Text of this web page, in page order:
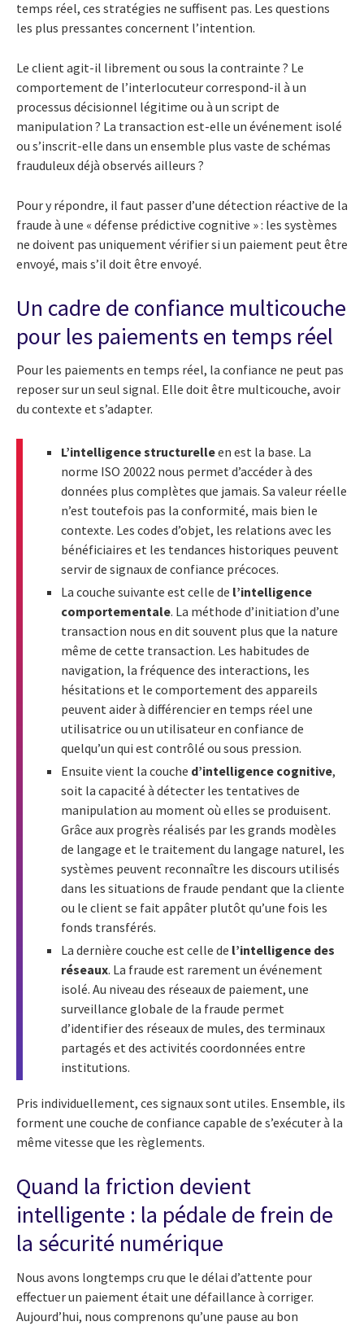
temps réel, ces stratégies ne suffisent pas. Les questions
les plus pressantes concernent l’intention.
Le client agit-il librement ou sous la contrainte ? Le
comportement de l’interlocuteur correspond-il à un
processus décisionnel légitime ou à un script de
manipulation ? La transaction est-elle un événement isolé
ou s’inscrit-elle dans un ensemble plus vaste de schémas
frauduleux déjà observés ailleurs ?
Pour y répondre, il faut passer d’une détection réactive de la
fraude à une « défense prédictive cognitive » : les systèmes
ne doivent pas uniquement vérifier si un paiement peut être
envoyé, mais s’il doit être envoyé.
Un cadre de confiance multicouche
pour les paiements en temps réel
Pour les paiements en temps réel, la confiance ne peut pas
reposer sur un seul signal. Elle doit être multicouche, avoir
du contexte et s’adapter.
L’intelligence structurelleen est la base. La
norme ISO 20022 nous permet d’accéder à des
données plus complètes que jamais. Sa valeur réelle
n’est toutefois pas la conformité, mais bien le
contexte. Les codes d’objet, les relations avec les
bénéficiaires et les tendances historiques peuvent
servir de signaux de confiance précoces.
La couche suivante est celle de l’intelligence
comportementale. La méthode d’initiation d’une
transaction nous en dit souvent plus que la nature
même de cette transaction. Les habitudes de
navigation, la fréquence des interactions, les
hésitations et le comportement des appareils
peuvent aider à différencier en temps réel une
utilisatrice ou un utilisateur en confiance de
quelqu’un qui est contrôlé ou sous pression.
Ensuite vient la couche d’intelligence cognitive,
soit la capacité à détecter les tentatives de
manipulation au moment où elles se produisent.
Grâce aux progrès réalisés par les grands modèles
de langage et le traitement du langage naturel, les
systèmes peuvent reconnaître les discours utilisés
dans les situations de fraude pendant que la cliente
ou le client se fait appâter plutôt qu’une fois les
fonds transférés.
La dernière couche est celle de l’intelligence des
réseaux. La fraude est rarement un événement
isolé. Au niveau des réseaux de paiement, une
surveillance globale de la fraude permet
d’identifier des réseaux de mules, des terminaux
partagés et des activités coordonnées entre
institutions.
Pris individuellement, ces signaux sont utiles. Ensemble, ils
forment une couche de confiance capable de s’exécuter à la
même vitesse que les règlements.
Quand la friction devient
intelligente : la pédale de frein de
la sécurité numérique
Nous avons longtemps cru que le délai d’attente pour
effectuer un paiement était une défaillance à corriger.
Aujourd’hui, nous comprenons qu’une pause au bon